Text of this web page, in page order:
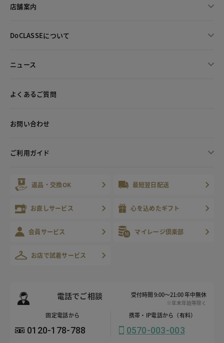
店舗案内
DoCLASSEについて
ニュース
よくあるご質問
お問い合わせ
ご利用ガイド
返品・交換OK 最短翌日配送
お直しサービス 心を込めたギフト
会員サービス マイレージ倶楽部
お店で試着サービス
電話でご相談 受付時間 9:00～21:00 年中無休
※年末年始等除く
固定電話から
0120-178-788
携帯・IP電話から（有料）
0570-003-003